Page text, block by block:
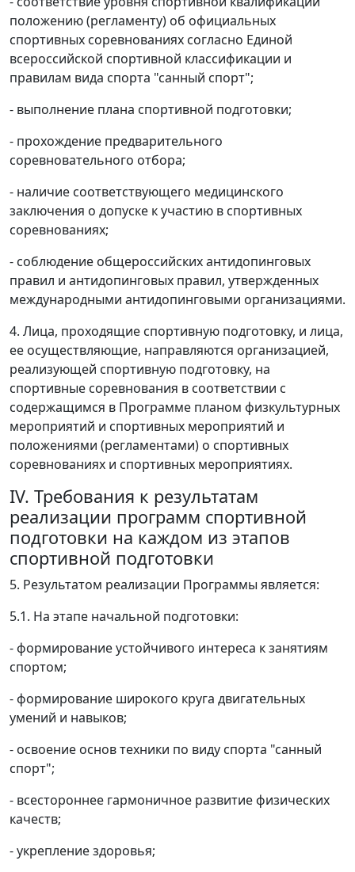
положению (регламенту) об официальных
спортивных соревнованиях согласно Единой
всероссийской спортивной классификации и
правилам вида спорта "санный спорт";
- выполнение плана спортивной подготовки;
- прохождение предварительного
соревновательного отбора;
- наличие соответствующего медицинского
заключения о допуске к участию в спортивных
соревнованиях;
- соблюдение общероссийских антидопинговых
правил и антидопинговых правил, утвержденных
международными антидопинговыми организациями.
4. Лица, проходящие спортивную подготовку, и лица,
ее осуществляющие, направляются организацией,
реализующей спортивную подготовку, на
спортивные соревнования в соответствии с
содержащимся в Программе планом физкультурных
мероприятий и спортивных мероприятий и
положениями (регламентами) о спортивных
соревнованиях и спортивных мероприятиях.
IV. Требования к результатам
реализации программ спортивной
подготовки на каждом из этапов
спортивной подготовки
5. Результатом реализации Программы является:
5.1. На этапе начальной подготовки:
- формирование устойчивого интереса к занятиям
спортом;
- формирование широкого круга двигательных
умений и навыков;
- освоение основ техники по виду спорта "санный
спорт";
- всестороннее гармоничное развитие физических
качеств;
- укрепление здоровья;